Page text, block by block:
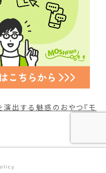
出する魅惑のおやつ『モ